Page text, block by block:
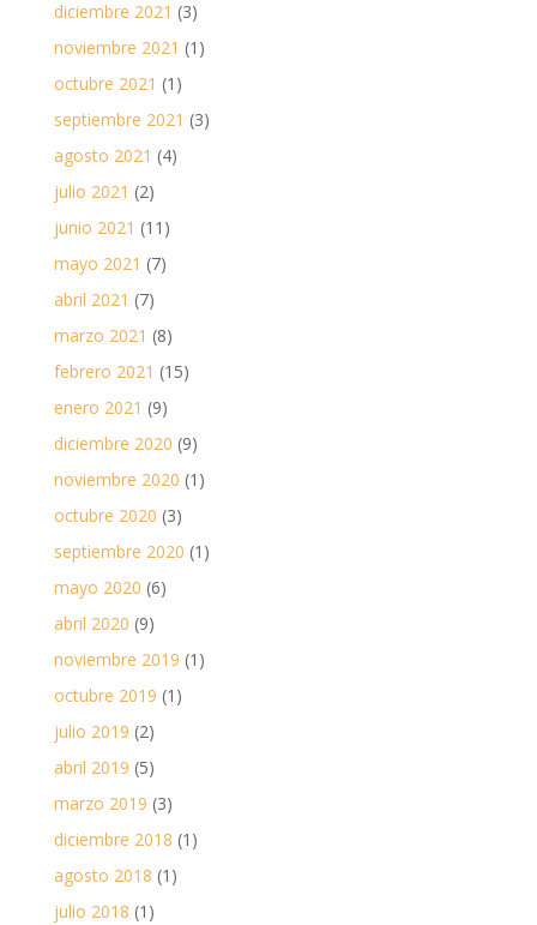
diciembre 2021 (3)
noviembre 2021 (1)
octubre 2021 (1)
septiembre 2021 (3)
agosto 2021 (4)
julio 2021 (2)
junio 2021 (11)
mayo 2021 (7)
abril 2021 (7)
marzo 2021 (8)
febrero 2021 (15)
enero 2021 (9)
diciembre 2020 (9)
noviembre 2020 (1)
octubre 2020 (3)
septiembre 2020 (1)
mayo 2020 (6)
abril 2020 (9)
noviembre 2019 (1)
octubre 2019 (1)
julio 2019 (2)
abril 2019 (5)
marzo 2019 (3)
diciembre 2018 (1)
agosto 2018 (1)
julio 2018 (1)